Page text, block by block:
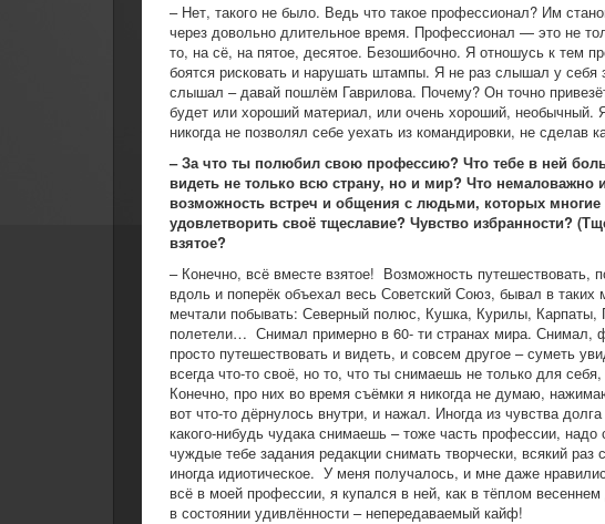
– Нет, такого не было. Ведь что такое профессионал? Им
через довольно длительное время. Профессионал — это не
то, на сё, на пятое, десятое. Безошибочно. Я отношусь к тем
боятся рисковать и нарушать штампы. Я не раз слышал у себя
слышал – давай пошлём Гаврилова. Почему? Он точно
будет или хороший материал, или очень хороший, необычный.
никогда не позволял себе уехать из командировки, не сделав
– За что ты полюбил свою профессию? Что тебе в ней
видеть не только всю страну, но и мир? Что немаловажно
возможность встреч и общения с людьми, которых
удовлетворить своё тщеславие? Чувство избранности?
взятое?
– Конечно, всё вместе взятое! Возможность
вдоль и поперёк объехал весь Советский Союз, бывал в таких
мечтали побывать: Северный полюс, Кушка, Курилы,
полетели… Снимал примерно в 60- ти странах мира. Снимал,
просто путешествовать и видеть, и совсем другое – суметь
всегда что-то своё, но то, что ты снимаешь не только для
Конечно, про них во время съёмки я никогда не думаю,
вот что-то дёрнулось внутри, и нажал. Иногда из чувства
какого-нибудь чудака снимаешь – тоже часть профессии,
чуждые тебе задания редакции снимать творчески, всякий
иногда идиотическое. У меня получалось, и мне даже
всё в моей профессии, я купался в ней, как в тёплом
в состоянии удивлённости – непередаваемый кайф!